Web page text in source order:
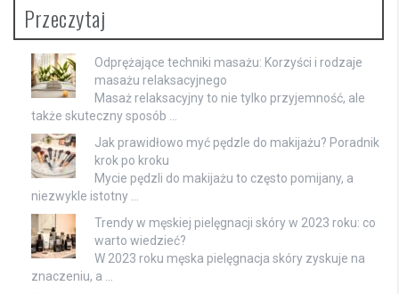
Przeczytaj
Odprężające techniki masażu: Korzyści i rodzaje
masażu relaksacyjnego
Masaż relaksacyjny to nie tylko przyjemność, ale
także skuteczny sposób …
Jak prawidłowo myć pędzle do makijażu? Poradnik
krok po kroku
Mycie pędzli do makijażu to często pomijany, a
niezwykle istotny …
Trendy w męskiej pielęgnacji skóry w 2023 roku: co
warto wiedzieć?
W 2023 roku męska pielęgnacja skóry zyskuje na
znaczeniu, a …